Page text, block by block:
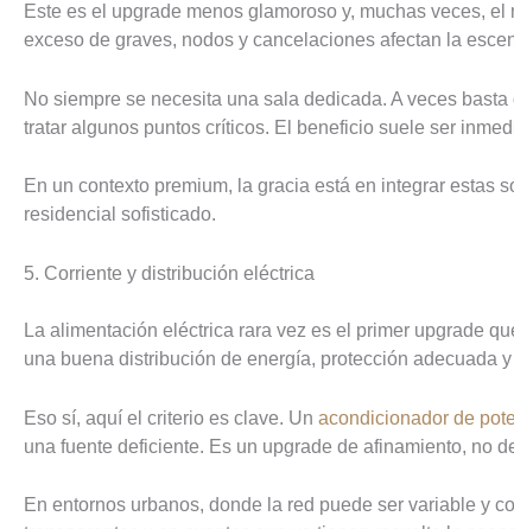
Este es el upgrade menos glamoroso y, muchas veces,
exceso de graves, nodos y cancelaciones afectan la
No siempre se necesita una sala dedicada. A veces
tratar algunos puntos críticos. El beneficio suele ser
En un contexto premium, la gracia está en integrar
residencial sofisticado.
5. Corriente y distribución eléctrica
La alimentación eléctrica rara vez es el primer upgrade
una buena distribución de energía, protección adecuada
Eso sí, aquí el criterio es clave. Un acondicionador de
una fuente deficiente. Es un upgrade de afinamiento, no
En entornos urbanos, donde la red puede ser variable y